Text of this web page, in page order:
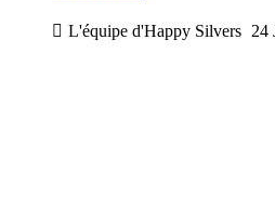
L'équipe d'Happy Silvers 24